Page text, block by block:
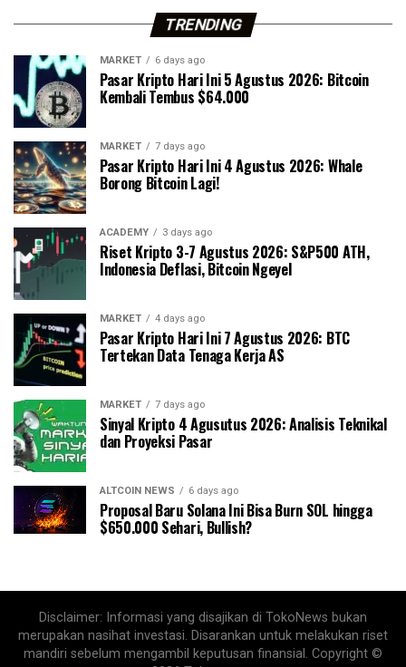
TRENDING
MARKET 6 days ago
Pasar Kripto Hari Ini 5 Agustus 2026: Bitcoin
Kembali Tembus $64.000
MARKET 7 days ago
Pasar Kripto Hari Ini 4 Agustus 2026: Whale
Borong Bitcoin Lagi!
ACADEMY 3 days ago
Riset Kripto 3-7 Agustus 2026: S&P500 ATH,
Indonesia Deflasi, Bitcoin Ngeyel
MARKET 4 days ago
Pasar Kripto Hari Ini 7 Agustus 2026: BTC
Tertekan Data Tenaga Kerja AS
MARKET 7 days ago
Sinyal Kripto 4 Agusutus 2026: Analisis Teknikal
dan Proyeksi Pasar
ALTCOIN NEWS 6 days ago
Proposal Baru Solana Ini Bisa Burn SOL hingga
$650.000 Sehari, Bullish?
Disclaimer: Informasi yang disajikan di TokoNews bukan
merupakan nasihat investasi. Disarankan untuk melakukan riset
mandiri sebelum mengambil keputusan finansial. Copyright ©